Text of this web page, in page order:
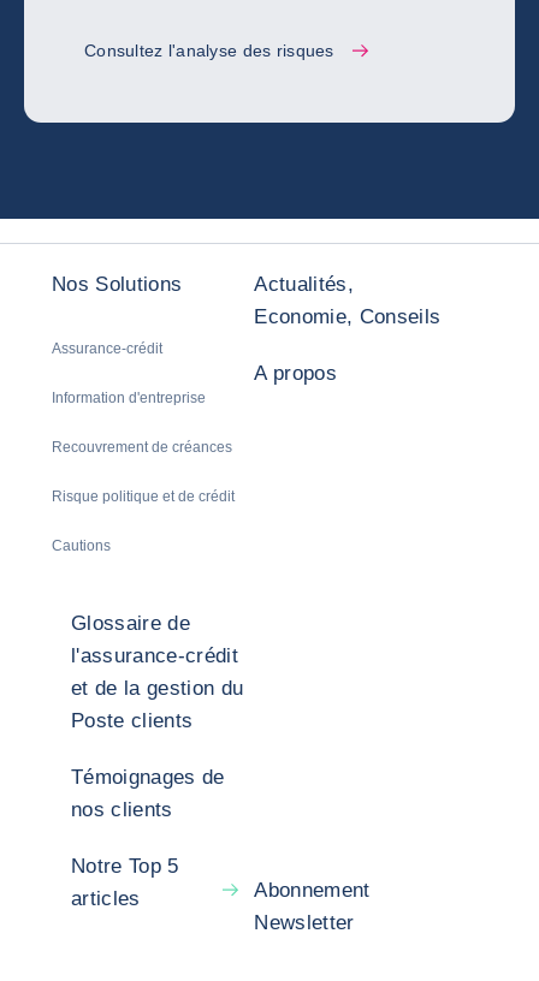
Consultez l'analyse des risques
Nos Solutions
Assurance-crédit
Information d'entreprise
Recouvrement de créances
Risque politique et de crédit
Cautions
Actualités,
Economie, Conseils
A propos
Glossaire de
l'assurance-crédit
et de la gestion du
Poste clients
Témoignages de
nos clients
Notre Top 5
articles
Abonnement
Newsletter